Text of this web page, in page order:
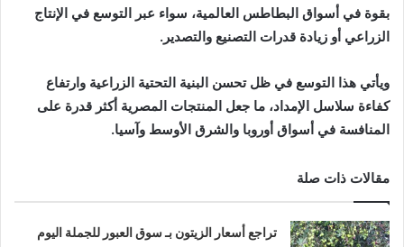
بقوة في أسواق البطاطس العالمية، سواء عبر التوسع في الإنتاج
الزراعي أو زيادة قدرات التصنيع والتصدير.
ويأتي هذا التوسع في ظل تحسن البنية التحتية الزراعية وارتفاع
كفاءة سلاسل الإمداد، ما جعل المنتجات المصرية أكثر قدرة على
المنافسة في أسواق أوروبا والشرق الأوسط وآسيا.
مقالات ذات صلة
تراجع أسعار الزيتون بـ سوق العبور للجملة اليوم